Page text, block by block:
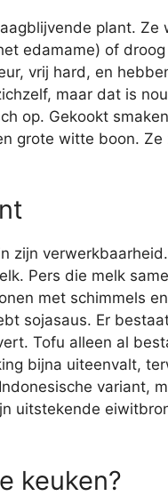
plant.
edamame) of
vrij hard, en
maar dat is
op. Gekookt
grote witte boon.
zijn
Pers die melk
met schimmels
sojasaus. Er
Tofu alleen al
bijna uiteenvalt,
variant,
uitstekende
keuken?